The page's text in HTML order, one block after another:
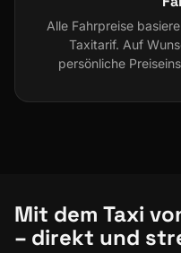
Alle Fahrpreise
Taxitarif. Auf
persönliche
Mit dem Taxi
– direkt und